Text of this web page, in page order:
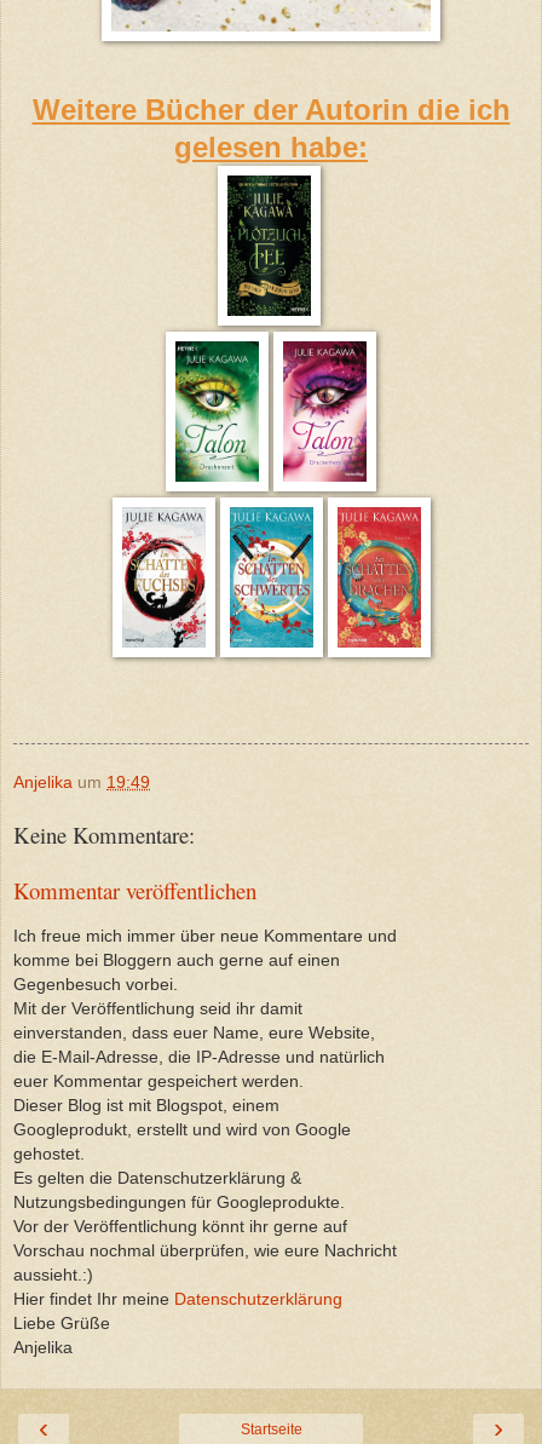
Weitere Bücher der Autorin die ich
gelesen habe:
Anjelika um 19:49
Keine Kommentare:
Kommentar veröffentlichen
Ich freue mich immer über neue Kommentare und
komme bei Bloggern auch gerne auf einen
Gegenbesuch vorbei.
Mit der Veröffentlichung seid ihr damit
einverstanden, dass euer Name, eure Website,
die E-Mail-Adresse, die IP-Adresse und natürlich
euer Kommentar gespeichert werden.
Dieser Blog ist mit Blogspot, einem
Googleprodukt, erstellt und wird von Google
gehostet.
Es gelten die Datenschutzerklärung &
Nutzungsbedingungen für Googleprodukte.
Vor der Veröffentlichung könnt ihr gerne auf
Vorschau nochmal überprüfen, wie eure Nachricht
aussieht.:)
Hier findet Ihr meine Datenschutzerklärung
Liebe Grüße
Anjelika
‹ ›
Startseite